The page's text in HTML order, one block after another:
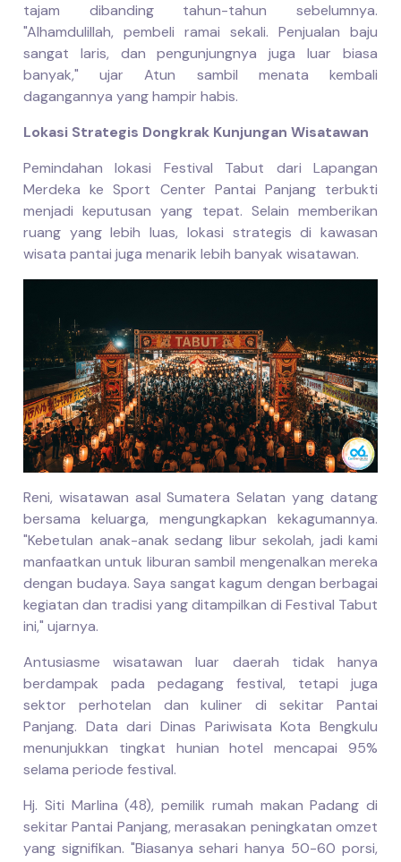
tajam dibanding tahun-tahun sebelumnya.
"Alhamdulillah, pembeli ramai sekali. Penjualan baju
sangat laris, dan pengunjungnya juga luar biasa
banyak," ujar Atun sambil menata kembali
dagangannya yang hampir habis.
Lokasi Strategis Dongkrak Kunjungan Wisatawan
Pemindahan lokasi Festival Tabut dari Lapangan
Merdeka ke Sport Center Pantai Panjang terbukti
menjadi keputusan yang tepat. Selain memberikan
ruang yang lebih luas, lokasi strategis di kawasan
wisata pantai juga menarik lebih banyak wisatawan.
Reni, wisatawan asal Sumatera Selatan yang datang
bersama keluarga, mengungkapkan kekagumannya.
"Kebetulan anak-anak sedang libur sekolah, jadi kami
manfaatkan untuk liburan sambil mengenalkan mereka
dengan budaya. Saya sangat kagum dengan berbagai
kegiatan dan tradisi yang ditampilkan di Festival Tabut
ini," ujarnya.
Antusiasme wisatawan luar daerah tidak hanya
berdampak pada pedagang festival, tetapi juga
sektor perhotelan dan kuliner di sekitar Pantai
Panjang. Data dari Dinas Pariwisata Kota Bengkulu
menunjukkan tingkat hunian hotel mencapai 95%
selama periode festival.
Hj. Siti Marlina (48), pemilik rumah makan Padang di
sekitar Pantai Panjang, merasakan peningkatan omzet
yang signifikan. "Biasanya sehari hanya 50-60 porsi,